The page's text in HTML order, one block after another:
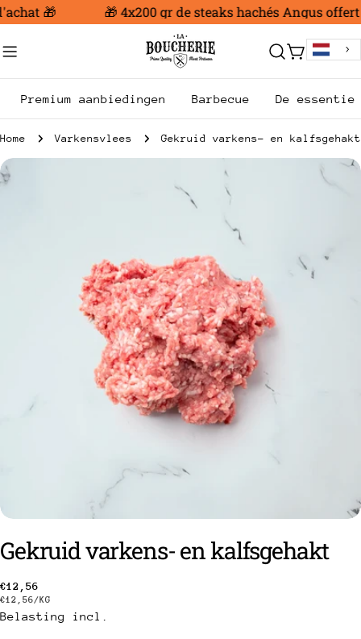
Ga
inhoud
🎁 🎁 4x200 gr de steaks hachés Angus offert
Trolley
Premium aanbiedingen Barbecue De essentie
Home Varkensvlees Gekruid varkens- en kalfsgehakt
Ga
naar
media 0 in modale modus
Gekruid varkens- en kalfsgehakt
Gebruikelijke
prijs
€12,56
PRIJS
PER
EENHEID
€12,56/PER
KG
Belasting incl.